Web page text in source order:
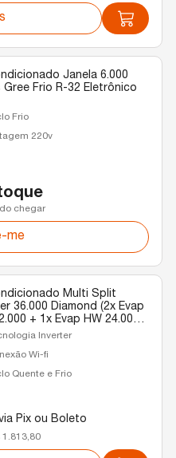
Janela 6.000
Gree Frio R-32 Eletrônico
Frio
220v
chegar
me
Multi Split
36.000 Diamond (2x Evap
+ 1x Evap HW 24.000)
Quente/Frio R-32 220v
Inverter
Wi-fi
Quente e Frio
Pix ou Boleto
1.813,80